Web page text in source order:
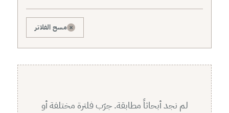
× مسح الفلاتر
لم نجد أبحاثاً مطابقة. جرّب فلترة مختلفة أو